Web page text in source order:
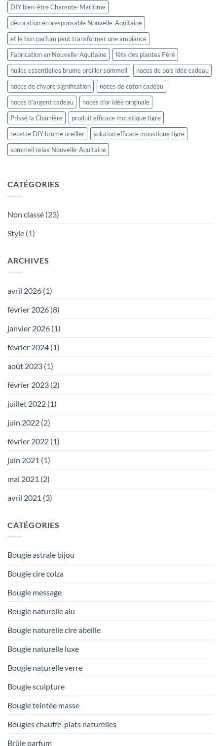
DIY bien-être Charente-Maritime
décoration écoresponsable Nouvelle-Aquitaine
et le bon parfum peut transformer une ambiance
Fabrication en Nouvelle-Aquitaine
fête des plantes Péré
huiles essentielles brume oreiller sommeil
noces de bois idée cadeau
noces de chypre signification
noces de coton cadeau
noces d’argent cadeau
noces d’or idée originale
Prissé la Charrière
produit efficace moustique tigre
recette DIY brume oreiller
solution efficace moustique tigre
sommeil relax Nouvelle-Aquitaine
CATÉGORIES
Non classé (23)
Style (1)
ARCHIVES
avril 2026 (1)
février 2026 (8)
janvier 2026 (1)
février 2024 (1)
août 2023 (1)
février 2023 (2)
juillet 2022 (1)
juin 2022 (2)
février 2022 (1)
juin 2021 (1)
mai 2021 (2)
avril 2021 (3)
CATÉGORIES
Bougie astrale bijou
Bougie cire colza
Bougie message
Bougie naturelle alu
Bougie naturelle cire abeille
Bougie naturelle luxe
Bougie naturelle verre
Bougie sculpture
Bougie teintée masse
Bougies chauffe-plats naturelles
Brûle parfum